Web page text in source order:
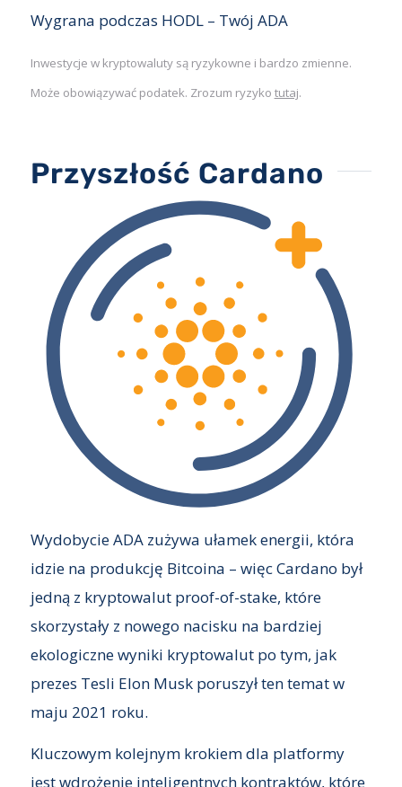
Wygrana podczas HODL – Twój ADA
Inwestycje w kryptowaluty są ryzykowne i bardzo zmienne.
Może obowiązywać podatek. Zrozum ryzyko tutaj.
Przyszłość Cardano
Wydobycie ADA zużywa ułamek energii, która
idzie na produkcję Bitcoina – więc Cardano był
jedną z kryptowalut proof-of-stake, które
skorzystały z nowego nacisku na bardziej
ekologiczne wyniki kryptowalut po tym, jak
prezes Tesli Elon Musk poruszył ten temat w
maju 2021 roku.
Kluczowym kolejnym krokiem dla platformy
jest wdrożenie inteligentnych kontraktów, które